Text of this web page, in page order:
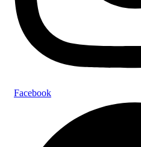
Facebook